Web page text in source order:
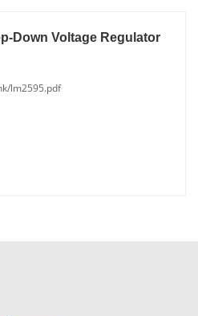
Down Voltage Regulator
lm2595.pdf